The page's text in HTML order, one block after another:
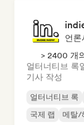
언
> 2400 개
얼터너티브 록
기사 작성
얼터너티브 록
국제 랩
메탈/